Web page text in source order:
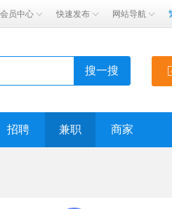
会员中心 快速发布 网站导航
搜一搜
招聘 兼职 商家